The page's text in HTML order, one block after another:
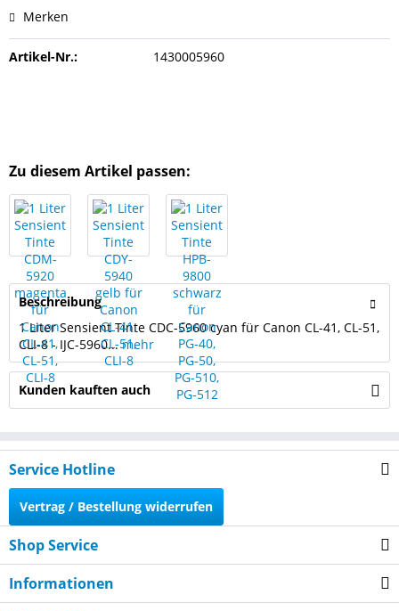
Merken
Artikel-Nr.: 1430005960
Zu diesem Artikel passen:
Beschreibung
1 Liter Sensient Tinte CDC-5960 cyan für Canon CL-41, CL-51,
CLI-8 - IJC-5960...mehr
Kunden kauften auch
Service Hotline
Vertrag / Bestellung widerrufen
Shop Service
Informationen